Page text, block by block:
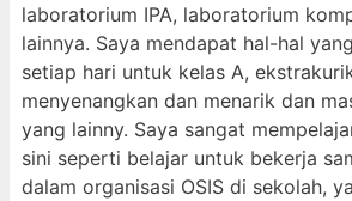
laboratorium IPA, laboratorium
lainnya. Saya mendapat hal-hal
setiap hari untuk kelas A,
menyenangkan dan menarik dan
yang lainny. Saya sangat
sini seperti belajar untuk bekerja
dalam organisasi OSIS di sekolah,